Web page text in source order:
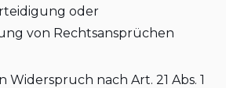
oder
von Rechtsansprüchen
Widerspruch nach Art. 21 Abs. 1